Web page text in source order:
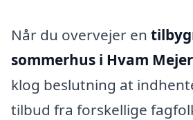
Når du overvejer en
sommerhus i Hvam
klog beslutning at
tilbud fra forskellige